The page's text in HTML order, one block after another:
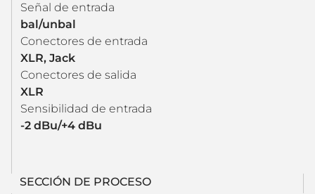
Señal de entrada
bal/unbal
Conectores de entrada
XLR, Jack
Conectores de salida
XLR
Sensibilidad de entrada
-2 dBu/+4 dBu
SECCIÓN DE PROCESO